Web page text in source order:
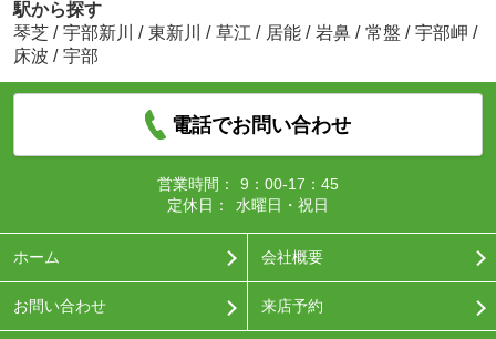
駅から探す
琴芝 / 宇部新川 / 東新川 / 草江 / 居能 / 岩鼻 / 常盤 / 宇部岬 /
床波 / 宇部
電話でお問い合わせ
営業時間：
9：00-17：45
定休日：
水曜日・祝日
ホーム 会社概要
お問い合わせ 来店予約